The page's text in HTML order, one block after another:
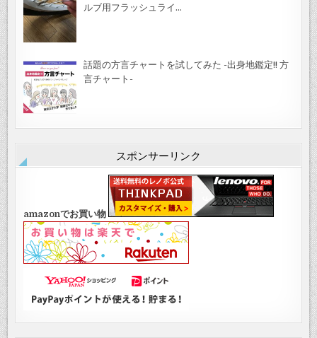
ルブ用フラッシュライ…
話題の方言チャートを試してみた -出身地鑑定!! 方
言チャート-
スポンサーリンク
amazonでお買い物